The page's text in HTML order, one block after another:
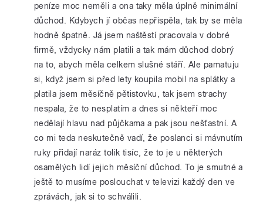
peníze moc neměli a ona taky měla úplně minimální
důchod. Kdybych jí občas nepřispěla, tak by se měla
hodně špatně. Já jsem naštěstí pracovala v dobré
firmě, vždycky nám platili a tak mám důchod dobrý
na to, abych měla celkem slušné stáří. Ale pamatuju
si, když jsem si před lety koupila mobil na splátky a
platila jsem měsíčně pětistovku, tak jsem strachy
nespala, že to nesplatím a dnes si někteří moc
nedělají hlavu nad půjčkama a pak jsou nešťastní. A
co mi teda neskutečně vadí, že poslanci si mávnutím
ruky přidají naráz tolik tisíc, že to je u některých
osamělých lidí jejich měsíční důchod. To je smutné a
ještě to musíme poslouchat v televizi každý den ve
zprávách, jak si to schválili.